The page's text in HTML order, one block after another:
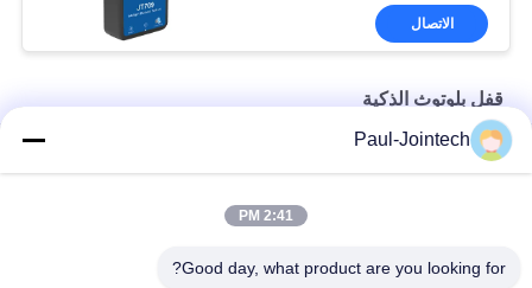
الاتصال
قفل بلوتوث الذكية
ISO9001 الإلكترونية 2.402 جيجا هرتز الذكية بلوتوث قفل للحاويةPaul-Jointech
2:41 PM
Good day, what product are you looking for?